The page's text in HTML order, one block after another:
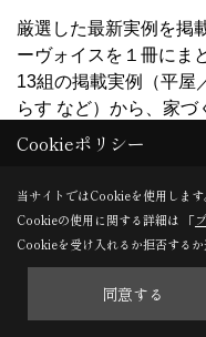
厳選した最新実例を掲
ーヴォイスを１冊にま
13組の掲載実例（平屋
らす など）から、家
はずです。
平屋の実例集
Cookieポリシー
当サイトではCookieを使用します
Cookieの使用に関する詳細は 「
Cookieを受け入れるか拒否するか
同意する